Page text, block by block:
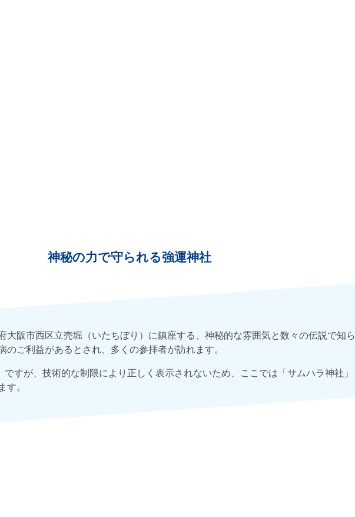
神秘の力で守られる強運神社
大阪市西区立売堀（いたちぼり）に鎮座する、神秘的な雰囲気と数々の伝説で知ら
のご利益があるとされ、多くの参拝者が訪れます。
」ですが、技術的な制限により正しく表示されないため、ここでは「サムハラ神社」
。